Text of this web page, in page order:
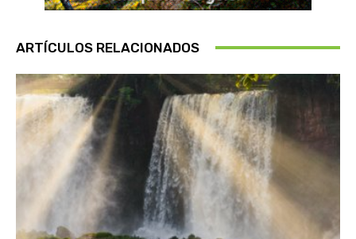
ARTÍCULOS RELACIONADOS